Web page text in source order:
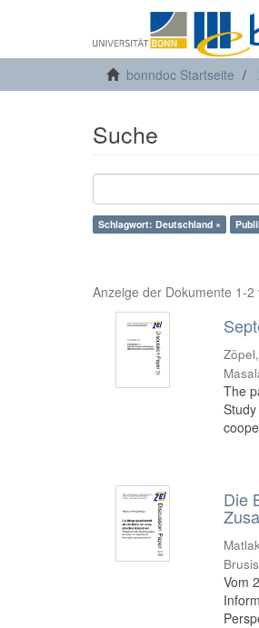
bonndoc Startseite
Suche
Schlagwort: Deutschland ×
Anzeige der Dokumente 1-2
The
Die
Vom